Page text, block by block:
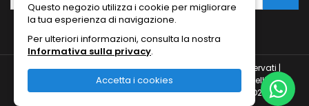
Questo negozio utilizza i cookie per migliorare
la tua esperienza di navigazione.
Per ulteriori informazioni, consulta la nostra
Informativa sulla privacy.
Accetta i cookies
© Copyright 2010-2026 Ristodesk : tutti i diritti sono riservati |
Ristodesk di Pasquale Di Carluccio | via Francesco Spinelli, 104 |
84088- Siano (SA) | P.IVA 04793260656 e C.F. DCRPQL78D21I720H |